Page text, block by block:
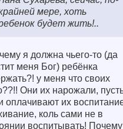
мере, хоть
будет жить!..
я должна чьего-то (да
меня Бог) ребёнка
у меня что своих
Они их нарожали,
оплачивают их
коль сами не в
воспитывать! Почему